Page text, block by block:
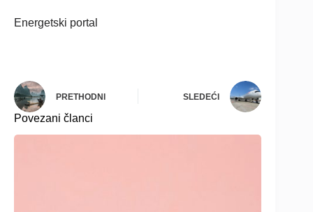
Energetski portal
PRETHODNI SLEDEĆI
Povezani članci